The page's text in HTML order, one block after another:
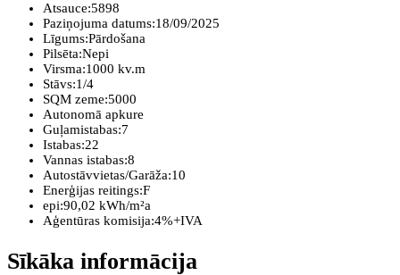
Atsauce:5898
Paziņojuma datums:18/09/2025
Līgums:Pārdošana
Pilsēta:Nepi
Virsma:1000 kv.m
Stāvs:1/4
SQM zeme:5000
Autonomā apkure
Guļamistabas:7
Istabas:22
Vannas istabas:8
Autostāvvietas/Garāža:10
Enerģijas reitings:F
epi:90,02 kWh/m²a
Aģentūras komisija:4%+IVA
Sīkāka informācija